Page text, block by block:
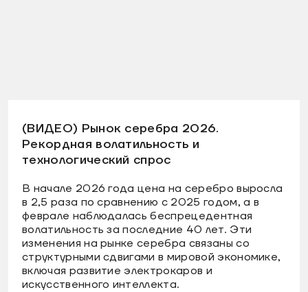
(ВИДЕО) Рынок серебра 2026.
Рекордная волатильность и
технологический спрос
В начале 2026 года цена на серебро выросла
в 2,5 раза по сравнению с 2025 годом, а в
феврале наблюдалась беспрецедентная
волатильность за последние 40 лет. Эти
изменения на рынке серебра связаны со
структурными сдвигами в мировой экономике,
включая развитие электрокаров и
искусственного интеллекта.